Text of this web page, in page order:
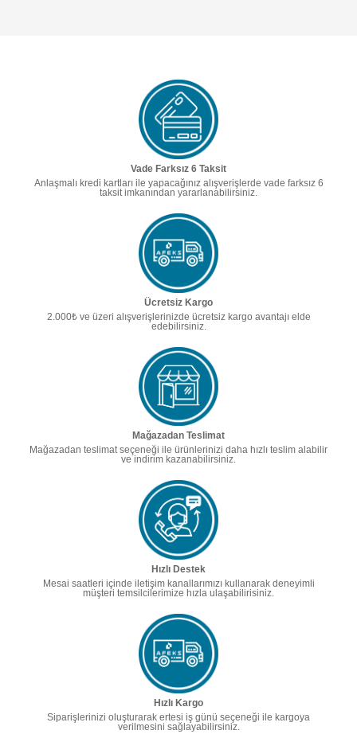
Vade Farksız 6 Taksit
Anlaşmalı kredi kartları ile yapacağınız alışverişlerde vade farksız 6
taksit imkanından yararlanabilirsiniz.
Ücretsiz Kargo
2.000₺ ve üzeri alışverişlerinizde ücretsiz kargo avantajı elde
edebilirsiniz.
Mağazadan Teslimat
Mağazadan teslimat seçeneği ile ürünlerinizi daha hızlı teslim alabilir
ve indirim kazanabilirsiniz.
Hızlı Destek
Mesai saatleri içinde iletişim kanallarımızı kullanarak deneyimli
müşteri temsilcilerimize hızla ulaşabilirisiniz.
Hızlı Kargo
Siparişlerinizi oluşturarak ertesi iş günü seçeneği ile kargoya
verilmesini sağlayabilirsiniz.